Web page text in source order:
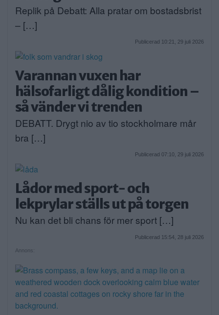
Replik på Debatt: Alla pratar om bostadsbrist
– […]
Publicerad 10:21, 29 juli 2026
Varannan vuxen har
hälsofarligt dålig kondition –
så vänder vi trenden
DEBATT. Drygt nio av tio stockholmare mår
bra […]
Publicerad 07:10, 29 juli 2026
Lådor med sport- och
lekprylar ställs ut på torgen
Nu kan det bli chans för mer sport […]
Publicerad 15:54, 28 juli 2026
Annons: